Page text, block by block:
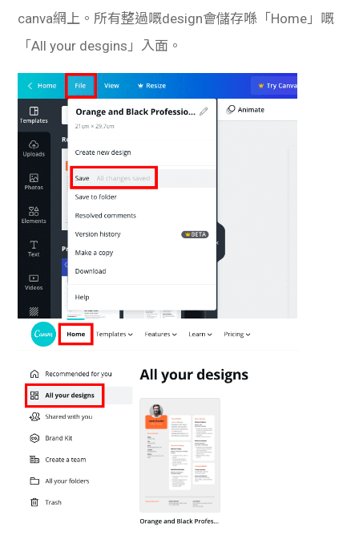
canva網上。所有整過嘅design會儲存喺「Home」嘅
「All your desgins」入面。